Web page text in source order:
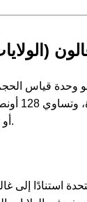
هو وحدة قياس
رئيسي في
أو تقريبًا 3.785 لترًا.
استنادًا إلى